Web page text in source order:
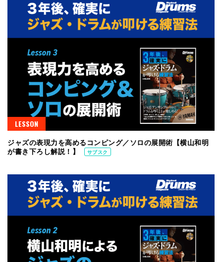
LESSON
ジャズの表現力を高めるコンピング／ソロの展開術【横山和明
が書き下ろし解説！】
サブスク